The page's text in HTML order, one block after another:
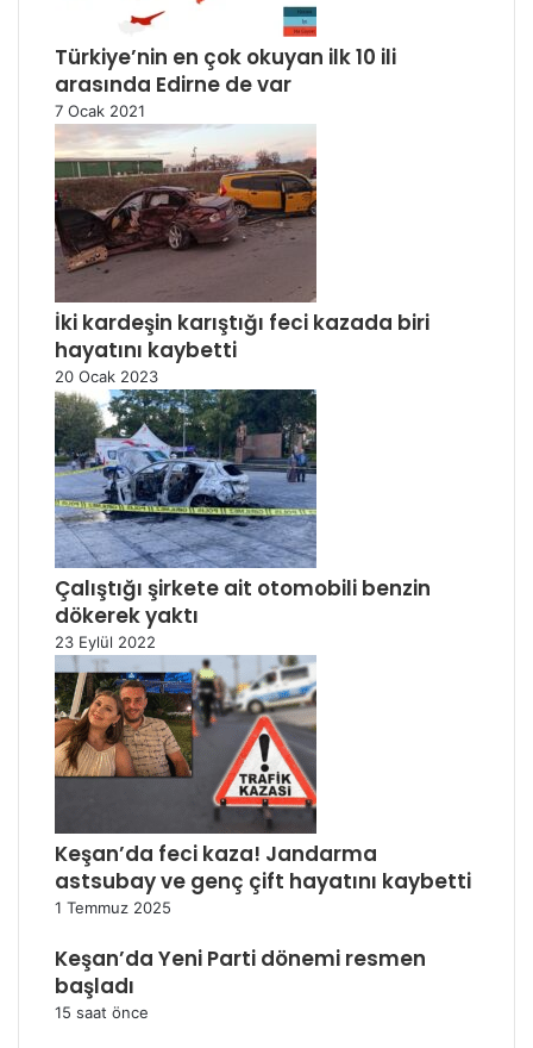
Türkiye’nin en çok okuyan ilk 10 ili
arasında Edirne de var
7 Ocak 2021
İki kardeşin karıştığı feci kazada biri
hayatını kaybetti
20 Ocak 2023
Çalıştığı şirkete ait otomobili benzin
dökerek yaktı
23 Eylül 2022
Keşan’da feci kaza! Jandarma
astsubay ve genç çift hayatını kaybetti
1 Temmuz 2025
Keşan’da Yeni Parti dönemi resmen
başladı
15 saat önce